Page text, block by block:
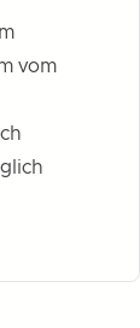
vom